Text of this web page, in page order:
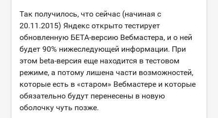
Так получилось, что сейчас (начиная с
20.11.2015) Яндекс открыто тестирует
обновленную БЕТА-версию Вебмастера, и о ней
будет 90% нижеследующей информации. При
этом beta-версия еще находится в тестовом
режиме, а потому лишена части возможностей,
которые есть в «старом» Вебмастере и которые
обязательно будут перенесены в новую
оболочку чуть позже.